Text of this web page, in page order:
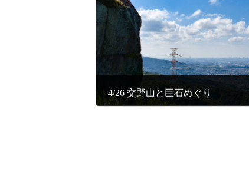
4/26 交野山と巨石めぐり